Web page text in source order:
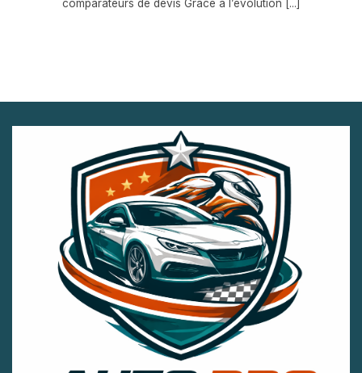
comparateurs de devis Grâce à l’évolution [...]